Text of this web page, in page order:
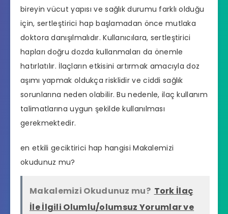
bireyin vücut yapısı ve sağlık durumu farklı olduğu
için, sertleştirici hap başlamadan önce mutlaka
doktora danışılmalıdır. Kullanıcılara, sertleştirici
hapları doğru dozda kullanmaları da önemle
hatırlatılır. İlaçların etkisini artırmak amacıyla doz
aşımı yapmak oldukça risklidir ve ciddi sağlık
sorunlarına neden olabilir. Bu nedenle, ilaç kullanım
talimatlarına uygun şekilde kullanılması
gerekmektedir.
en etkili geciktirici hap hangisi Makalemizi
okudunuz mu?
Makalemizi Okudunuz mu? Tork İlaç
İle İlgili Olumlu/olumsuz Yorumlar ve